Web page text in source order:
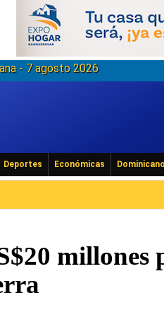
- 7 agosto 2026
Deportes Económicas
millones